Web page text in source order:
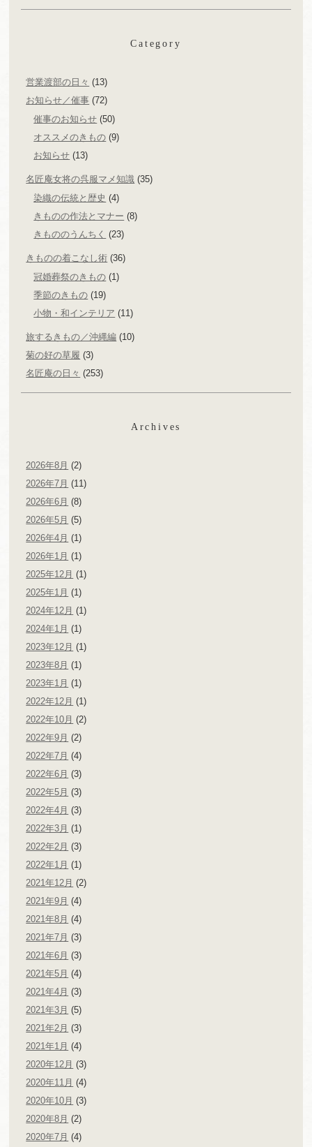
Category
営業渡部の日々 (13)
お知らせ／催事 (72)
催事のお知らせ (50)
オススメのきもの (9)
お知らせ (13)
名匠庵女将の呉服マメ知識 (35)
染織の伝統と歴史 (4)
きものの作法とマナー (8)
きもののうんちく (23)
きものの着こなし術 (36)
冠婚葬祭のきもの (1)
季節のきもの (19)
小物・和インテリア (11)
旅するきもの／沖縄編 (10)
菊の好の草履 (3)
名匠庵の日々 (253)
Archives
2026年8月 (2)
2026年7月 (11)
2026年6月 (8)
2026年5月 (5)
2026年4月 (1)
2026年1月 (1)
2025年12月 (1)
2025年1月 (1)
2024年12月 (1)
2024年1月 (1)
2023年12月 (1)
2023年8月 (1)
2023年1月 (1)
2022年12月 (1)
2022年10月 (2)
2022年9月 (2)
2022年7月 (4)
2022年6月 (3)
2022年5月 (3)
2022年4月 (3)
2022年3月 (1)
2022年2月 (3)
2022年1月 (1)
2021年12月 (2)
2021年9月 (4)
2021年8月 (4)
2021年7月 (3)
2021年6月 (3)
2021年5月 (4)
2021年4月 (3)
2021年3月 (5)
2021年2月 (3)
2021年1月 (4)
2020年12月 (3)
2020年11月 (4)
2020年10月 (3)
2020年8月 (2)
2020年7月 (4)